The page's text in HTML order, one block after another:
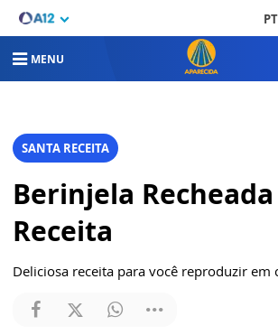
PT
MENU
SANTA RECEITA
Berinjela
Receita
Deliciosa receita para você reproduzir em